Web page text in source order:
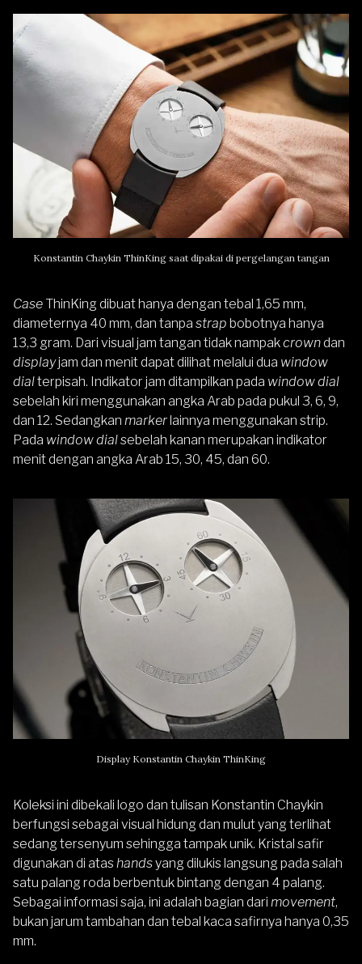
Konstantin Chaykin ThinKing saat dipakai di pergelangan tangan
Case ThinKing dibuat hanya dengan tebal 1,65 mm,
diameternya 40 mm, dan tanpa strap bobotnya hanya
13,3 gram. Dari visual jam tangan tidak nampakcrowndan
displayjam dan menit dapat dilihat melalui dua window
dialterpisah. Indikator jam ditampilkan pada window dial
sebelah kiri menggunakan angka Arab pada pukul 3, 6, 9,
dan 12. Sedangkan markerlainnya menggunakan strip.
Pada window dialsebelah kanan merupakan indikator
menit dengan angka Arab 15, 30, 45, dan 60.
Display Konstantin Chaykin ThinKing
Koleksi ini dibekali logo dan tulisan Konstantin Chaykin
berfungsi sebagai visual hidung dan mulut yang terlihat
sedang tersenyum sehingga tampak unik. Kristal safir
digunakan di atashandsyang dilukis langsung pada salah
satu palang roda berbentuk bintang dengan 4 palang.
Sebagai informasi saja, ini adalah bagian dari movement,
bukan jarum tambahan dan tebal kaca safirnya hanya 0,35
mm.